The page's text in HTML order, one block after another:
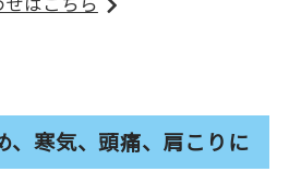
、寒気、頭痛、肩こりに